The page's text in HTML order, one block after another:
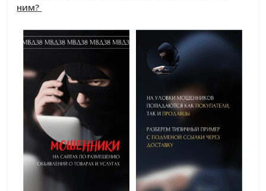
ним?